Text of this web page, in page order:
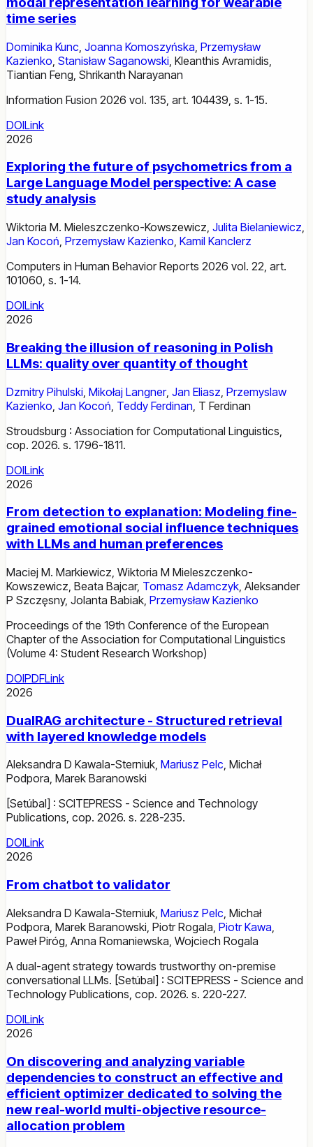
time series
Dominika Kunc Joanna Komoszyńska Przemysław
Kazienko Stanisław Saganowski Kleanthis Avramidis
Tiantian Feng Shrikanth Narayanan
Information Fusion 2026 vol. 135, art. 104439, s. 1-15.
DOILink
2026
Exploring the future of psychometrics from a
Large Language Model perspective: A case
study analysis
Wiktoria M. Mieleszczenko-Kowszewicz, Julita Bielaniewicz,
Jan Kocoń, Przemysław Kazienko, Kamil Kanclerz
Computers in Human Behavior Reports 2026 vol. 22, art.
101060, s. 1-14.
DOILink
2026
Breaking the illusion of reasoning in Polish
LLMs: quality over quantity of thought
Dzmitry Pihulski Mikołaj Langner, Jan Eliasz Przemyslaw
Kazienko Jan Kocoń Teddy Ferdinan T Ferdinan
Stroudsburg : Association for Computational Linguistics,
cop. 2026. s. 1796-1811.
DOILink
2026
From detection to explanation: Modeling fine-
grained emotional social influence techniques
with LLMs and human preferences
Maciej M. Markiewicz Wiktoria M Mieleszczenko-
Kowszewicz Beata Bajcar, Tomasz Adamczyk Aleksander
P Szczęsny, Jolanta Babiak Przemysław Kazienko
Proceedings of the 19th Conference of the European
Chapter of the Association for Computational Linguistics
(Volume 4: Student Research Workshop)
DOIPDFLink
2026
DualRAG architecture - Structured retrieval
with layered knowledge models
Aleksandra D Kawala-Sterniuk, Mariusz Pelc, Michał
Podpora, Marek Baranowski
[Setúbal] : SCITEPRESS - Science and Technology
Publications, cop. 2026. s. 228-235.
DOILink
2026
From chatbot to validator
Aleksandra D Kawala-Sterniuk Mariusz Pelc Michał
Podpora Marek Baranowski Piotr Rogala Piotr Kawa
Paweł Piróg Anna Romaniewska Wojciech Rogala
A dual-agent strategy towards trustworthy on-premise
conversational LLMs. [Setúbal] : SCITEPRESS - Science and
Technology Publications, cop. 2026. s. 220-227.
DOILink
2026
On discovering and analyzing variable
dependencies to construct an effective and
efficient optimizer dedicated to solving the
new real-world multi-objective resource-
allocation problem